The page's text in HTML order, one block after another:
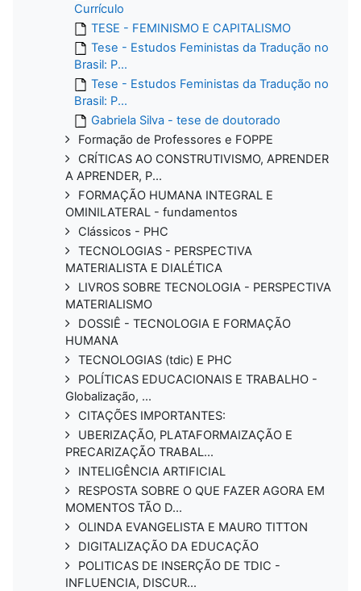
Currículo
TESE - FEMINISMO E CAPITALISMO
Tese - Estudos Feministas da Tradução no
Brasil: P...
Tese - Estudos Feministas da Tradução no
Brasil: P...
Gabriela Silva - tese de doutorado
Formação de Professores e FOPPE
CRÍTICAS AO CONSTRUTIVISMO, APRENDER
A APRENDER, P...
FORMAÇÃO HUMANA INTEGRAL E
OMINILATERAL - fundamentos
Clássicos - PHC
TECNOLOGIAS - PERSPECTIVA
MATERIALISTA E DIALÉTICA
LIVROS SOBRE TECNOLOGIA - PERSPECTIVA
MATERIALISMO
DOSSIÊ - TECNOLOGIA E FORMAÇÃO
HUMANA
TECNOLOGIAS (tdic) E PHC
POLÍTICAS EDUCACIONAIS E TRABALHO -
Globalização, ...
CITAÇÕES IMPORTANTES:
UBERIZAÇÃO, PLATAFORMAIZAÇÃO E
PRECARIZAÇÃO TRABAL...
INTELIGÊNCIA ARTIFICIAL
RESPOSTA SOBRE O QUE FAZER AGORA EM
MOMENTOS TÃO D...
OLINDA EVANGELISTA E MAURO TITTON
DIGITALIZAÇÃO DA EDUCAÇÃO
POLITICAS DE INSERÇÃO DE TDIC -
INFLUENCIA, DISCUR...